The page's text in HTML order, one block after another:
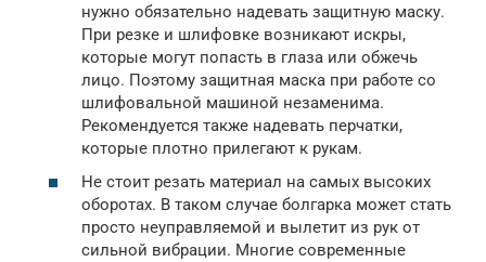
нужно обязательно надевать защитную маску.
При резке и шлифовке возникают искры,
которые могут попасть в глаза или обжечь
лицо. Поэтому защитная маска при работе со
шлифовальной машиной незаменима.
Рекомендуется также надевать перчатки,
которые плотно прилегают к рукам.
Не стоит резать материал на самых высоких
оборотах. В таком случае болгарка может стать
просто неуправляемой и вылетит из рук от
сильной вибрации. Многие современные